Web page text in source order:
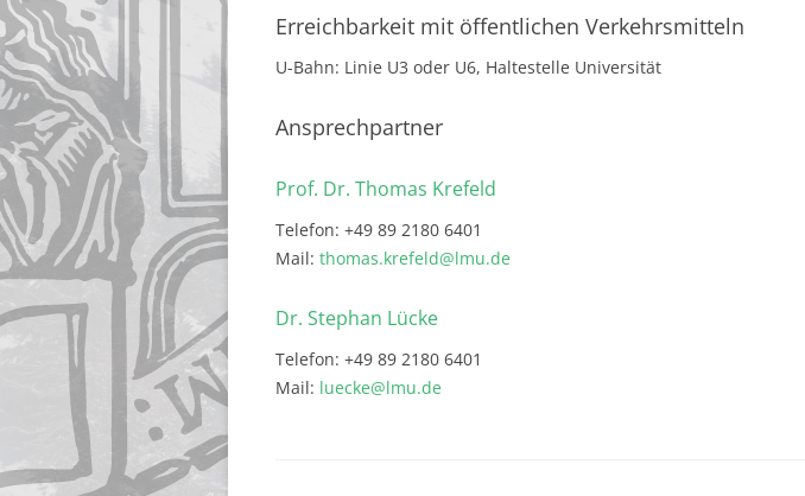
Erreichbarkeit mit öffentlichen Verkehrsmitteln
U-Bahn: Linie U3 oder U6, Haltestelle Universität
Ansprechpartner
Prof. Dr. Thomas Krefeld
Telefon: +49 89 2180 6401
Mail: thomas.krefeld@lmu.de
Dr. Stephan Lücke
Telefon: +49 89 2180 6401
Mail: luecke@lmu.de